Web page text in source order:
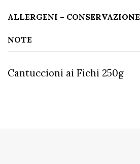
ALLERGENI – CONSERVAZIONE
NOTE
Cantuccioni ai Fichi 250g